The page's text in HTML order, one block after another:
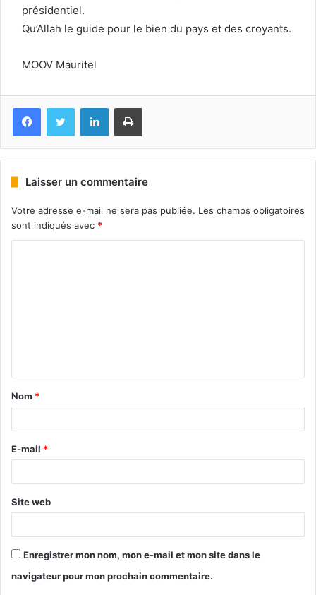
présidentiel.
Qu’Allah le guide pour le bien du pays et des croyants.
MOOV Mauritel
FacebookTwitter LinkedinImprimer
Laisser un commentaire
Votre adresse e-mail ne sera pas publiée. Les champs obligatoires
sont indiqués avec *
Nom *
E-mail *
Site web
Enregistrer mon nom, mon e-mail et mon site dans le
navigateur pour mon prochain commentaire.